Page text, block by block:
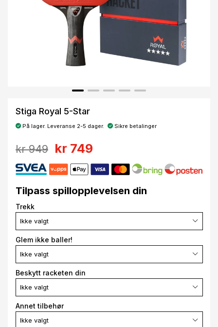
Stiga Royal 5-Star
På lager. Leveranse 2-5 dager. Sikre betalinger
kr 949 kr 749
Tilpass spillopplevelsen din
Trekk
Ikke valgt
Glem ikke baller!
Ikke valgt
Beskytt racketen din
Ikke valgt
Annet tilbehør
Ikke valgt